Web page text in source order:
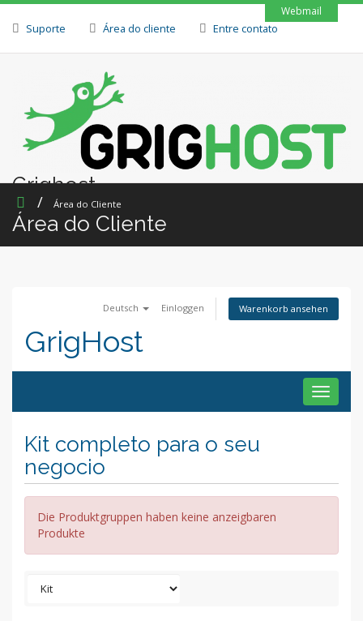
Webmail
Suporte Área do cliente Entre contato
Grighost
Área do Cliente
Área do Cliente
Deutsch Einloggen Warenkorb ansehen
GrigHost
Toggle
Kit completo para o seu
negocio
Die Produktgruppen haben keine anzeigbaren
Produkte